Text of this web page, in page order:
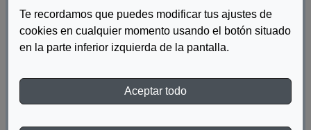
Te recordamos que puedes modificar tus ajustes de
cookies en cualquier momento usando el botón situado
en la parte inferior izquierda de la pantalla.
Aceptar todo
Colección Letras Diferentes
Robert Louis Stevenson
Chesterton,G. K.
Colección Letras Diferentes